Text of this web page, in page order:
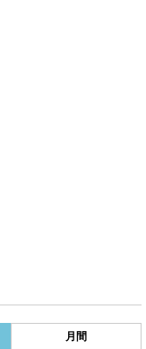
月間